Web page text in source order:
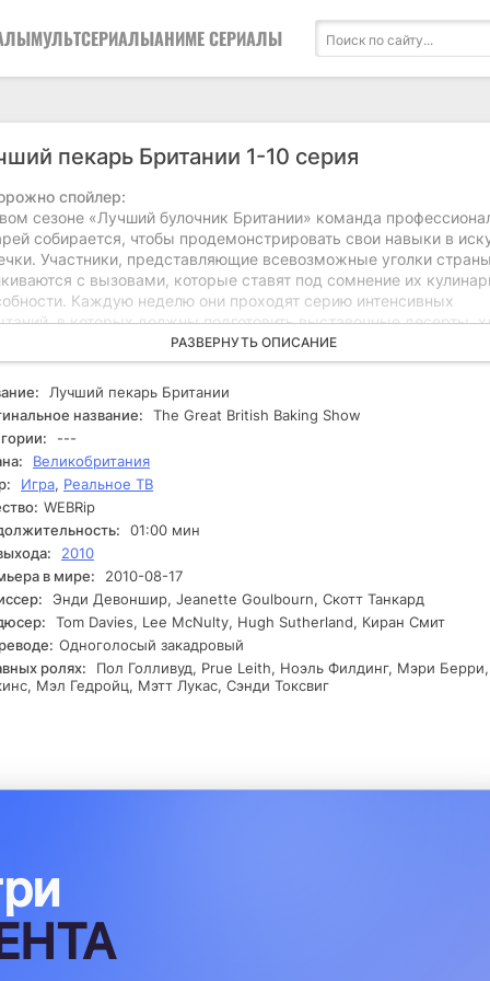
МУЛЬТСЕРИАЛЫАНИМЕ СЕРИАЛЫ
пекарь Британии 1-10 серия
спойлер:
сезоне «Лучший булочник Британии» команда
собирается, чтобы продемонстрировать свои навыки в
Участники, представляющие всевозможные уголки
с вызовами, которые ставят под сомнение их
Каждую неделю они проходят серию интенсивных
в которых должны подготовить выставочные десерты,
изделия. Судьи, обладающие значительным опытом,
каждое творение и принимают решение о том, кто
а кто продолжит борьбу за звание лучшего пекаря. С
испытанием участники сталкиваются с трудностями,
их на грань. Некоторые из них оказываются под давлением,
к неожиданным результатам. Непредсказуемые
как таймеры, необычные ингредиенты и строгие условия
остроты к соревнованию. Булочники не только
но и учатся работать в команде, преодолевая свои
В процессе дружеских состязаний и искренних эмоций
непростые отношения между участниками. В финале
из них должен будет сделать решающий шаг, чтобы завоевать
и зрителей, однако кто станет победителем, остается
РАЗВЕРНУТЬ ОПИСАНИЕ
Лучший пекарь Британии
название:
The Great British Baking Show
---
Великобритания
Игра, Реальное ТВ
WEBRip
01:00 мин
2010
в мире:
2010-08-17
Энди Девоншир, Jeanette Goulbourn, Скотт Танкард
Tom Davies, Lee McNulty, Hugh Sutherland, Киран Смит
Одноголосый закадровый
ролях:
Пол Голливуд, Prue Leith, Ноэль Филдинг, Мэри
Мэл Гедройц, Мэтт Лукас, Сэнди Токсвиг